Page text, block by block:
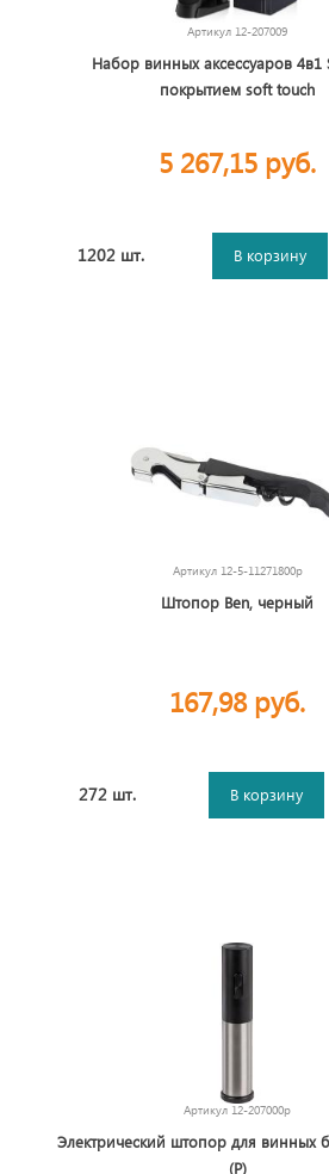
Артикул 12-207009
Набор винных аксессуаров 4в1
покрытием soft touch
5 267,15 руб.
1202 шт. В корзину
Артикул 12-5-11271800p
Штопор Ben, черный
167,98 руб.
272 шт. В корзину
Артикул 12-207000p
Электрический штопор для винных
(P)